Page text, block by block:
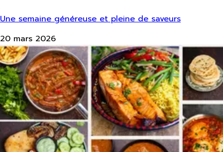
Une semaine généreuse et pleine de saveurs
20 mars 2026